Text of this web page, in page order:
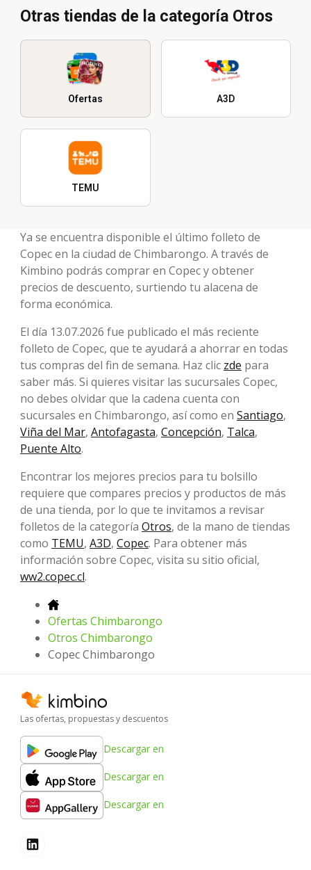
Otras tiendas de la categoría Otros
Ofertas A3D
TEMU
Ya se encuentra disponible el último folleto de
Copec en la ciudad de Chimbarongo. A través de
Kimbino podrás comprar en Copec y obtener
precios de descuento, surtiendo tu alacena de
forma económica.
El día 13.07.2026 fue publicado el más reciente
folleto de Copec, que te ayudará a ahorrar en todas
tus compras del fin de semana. Haz clic zde para
saber más. Si quieres visitar las sucursales Copec,
no debes olvidar que la cadena cuenta con
sucursales en Chimbarongo, así como en Santiago,
Viña del Mar, Antofagasta, Concepción, Talca,
Puente Alto.
Encontrar los mejores precios para tu bolsillo
requiere que compares precios y productos de más
de una tienda, por lo que te invitamos a revisar
folletos de la categoría Otros, de la mano de tiendas
como TEMU, A3D, Copec. Para obtener más
información sobre Copec, visita su sitio oficial,
ww2.copec.cl.
Ofertas Chimbarongo
Otros Chimbarongo
Copec Chimbarongo
Las ofertas, propuestas y descuentos
Descargar en
Descargar en
Descargar en